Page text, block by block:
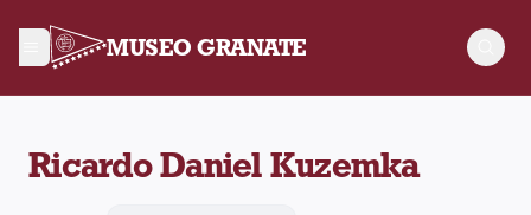
MUSEO GRANATE
Ricardo Daniel Kuzemka